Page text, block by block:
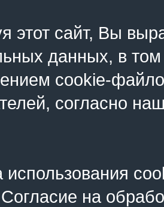
этот сайт, Вы
данных, в
cookie-
согласно
использования
Согласие на